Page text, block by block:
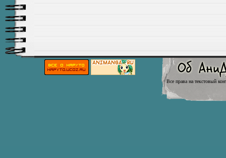
Все права на текстовый